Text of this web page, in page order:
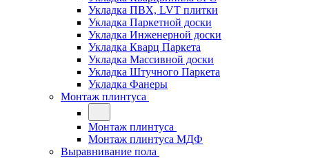
Укладка ПВХ, LVT плитки
Укладка Паркетной доски
Укладка Инженерной доски
Укладка Кварц Паркета
Укладка Массивной доски
Укладка Штучного Паркета
Укладка Фанеры
Монтаж плинтуса
Монтаж плинтуса
Монтаж плинтуса МДФ
Выравнивание пола